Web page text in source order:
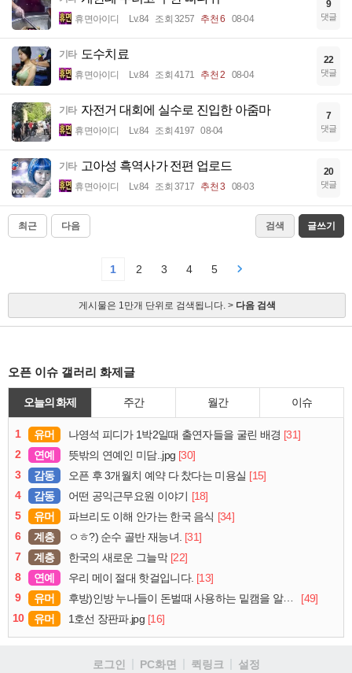
휴면아이디 Lv.84 조회 3257 추천 6 08-04
9
댓글
기타 도수치료
휴면아이디 Lv.84 조회 4171 추천 2 08-04
22
댓글
기타 자전거 대회에 실수로 진입한 아줌마
휴면아이디 Lv.84 조회 4197 08-04
7
댓글
기타 고아성 흑역사가 전편 업로드
휴면아이디 Lv.84 조회 3717 추천 3 08-03
20
댓글
최근 다음 검색 글쓰기
1 2 3 4 5
게시물은 1만개 단위로 검색됩니다. > 다음 검색
오픈 이슈 갤러리 화제글
오늘의 화제 주간 월간 이슈
1 유머 나영석 피디가 1박2일때 출연자들을 굴린 배경 [31]
2
연예 뜻밖의 연예인 미담..jpg [30]
3
감동 오픈 후 3개월치 예약 다 찼다는 미용실 [15]
4
감동 어떤 공익근무요원 이야기 [18]
5
유머 파브리도 이해 안가는 한국 음식 [34]
6
계층 ㅇㅎ?) 순수 골반 재능녀. [31]
7
계층 한국의 새로운 그늘막 [22]
8
연예 우리 메이 절대 핫걸입니다. [13]
9
유머 후방)인방 누나들이 돈벌때 사용하는 밑캠을 알아보자
[49]
10
유머 1호선 장판파.jpg [16]
로그인 PC화면 퀵링크 설정